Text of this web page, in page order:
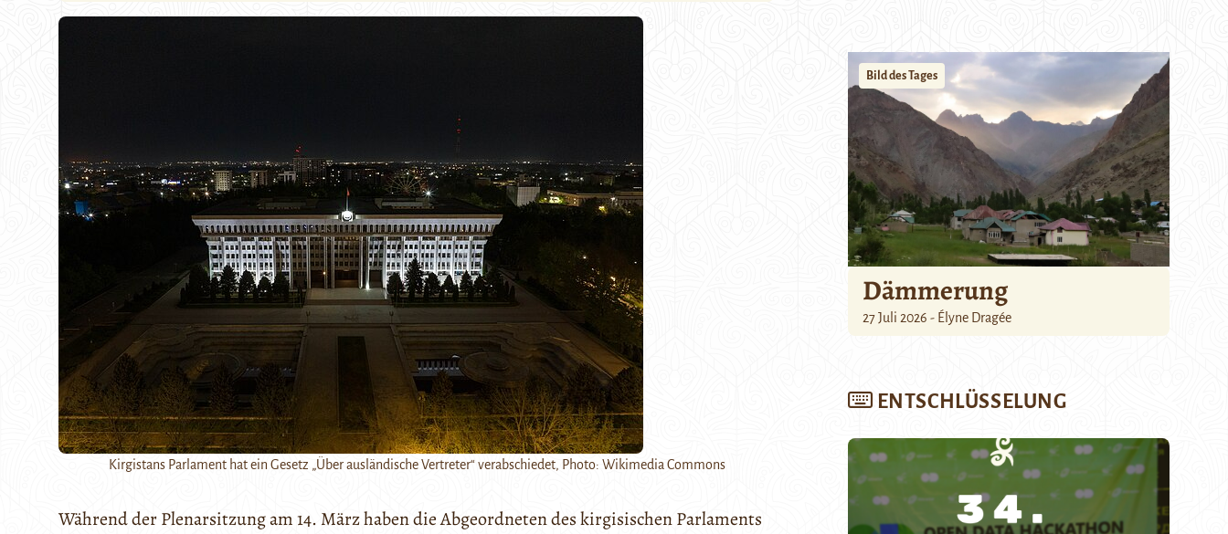
Kirgistans Parlament hat ein Gesetz „Über ausländische Vertreter“ verabschiedet, Photo: Wikimedia Commons
Während der Plenarsitzung am 14. März haben die Abgeordneten des kirgisischen Parlaments
Bild des Tages
Dämmerung
27 Juli 2026 - Élyne Dragée
ENTSCHLÜSSELUNG